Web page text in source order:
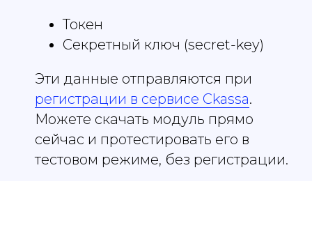
Токен
Секретный ключ (secret-key)
Эти данные отправляются при
регистрации в сервисе Ckassa.
Можете скачать модуль прямо
сейчас и протестировать его в
тестовом режиме, без регистрации.